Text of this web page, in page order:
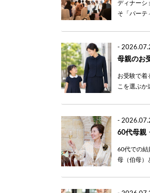
ディナーシ
そ「パーテ
-
母親のお
お受験で着
こを選ぶか
-
60代母親
60代での結
母（伯母）